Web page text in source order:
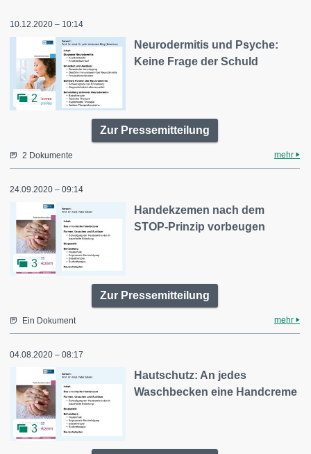
10.12.2020 – 10:14
2
Neurodermitis und Psyche:
Keine Frage der Schuld
Zur Pressemitteilung
2 Dokumente mehr
24.09.2020 – 09:14
3
Handekzemen nach dem
STOP-Prinzip vorbeugen
Zur Pressemitteilung
Ein Dokument mehr
04.08.2020 – 08:17
3
Hautschutz: An jedes
Waschbecken eine Handcreme